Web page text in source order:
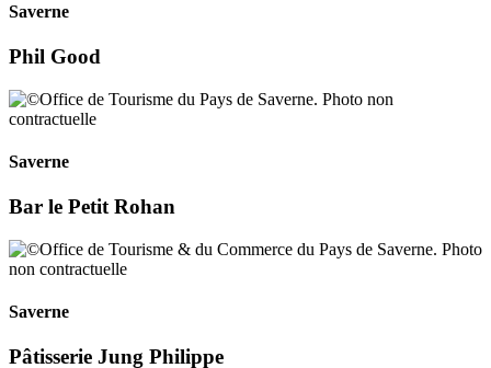
Saverne
Phil Good
Saverne
Bar le Petit Rohan
Saverne
Pâtisserie Jung Philippe